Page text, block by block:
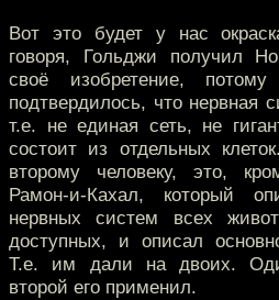
Вот это будет у нас
говоря, Гольджи получил
своё изобретение,
подтвердилось, что нервная
т.е. не единая сеть, не
состоит из отдельных
второму человеку, это,
Рамон-и-Кахал, который
нервных систем всех
доступных, и описал
Т.е. им дали на двоих.
второй его применил.